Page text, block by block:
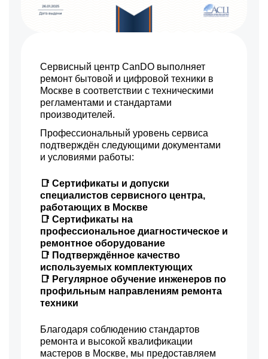
Сервисный центр CanDO выполняет
ремонт бытовой и цифровой техники в
Москве в соответствии с техническими
регламентами и стандартами
производителей.
Профессиональный уровень сервиса
подтверждён следующими документами
и условиями работы:
📑 Сертификаты и допуски
специалистов сервисного центра,
работающих в Москве
📑 Сертификаты на
профессиональное диагностическое и
ремонтное оборудование
📑 Подтверждённое качество
используемых комплектующих
📑 Регулярное обучение инженеров по
профильным направлениям ремонта
техники
Благодаря соблюдению стандартов
ремонта и высокой квалификации
мастеров в Москве, мы предоставляем